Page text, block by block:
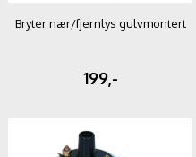
Bryter nær/fjernlys gulvmontert
199,-